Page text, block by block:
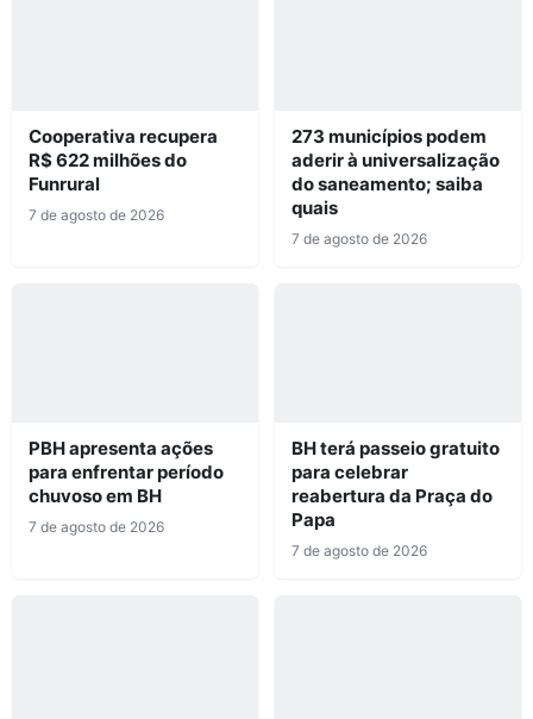
Cooperativa recupera
R$ 622 milhões do
Funrural
7 de agosto de 2026
273 municípios podem
aderir à universalização
do saneamento; saiba
quais
7 de agosto de 2026
PBH apresenta ações
para enfrentar período
chuvoso em BH
7 de agosto de 2026
BH terá passeio gratuito
para celebrar
reabertura da Praça do
Papa
7 de agosto de 2026